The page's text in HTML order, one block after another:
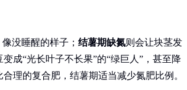
没睡醒的样子； 结薯期缺氮则会让块茎发
成“光长叶子不长果”的“绿巨人”，甚至降
理的复合肥，结薯期适当减少氮肥比例。